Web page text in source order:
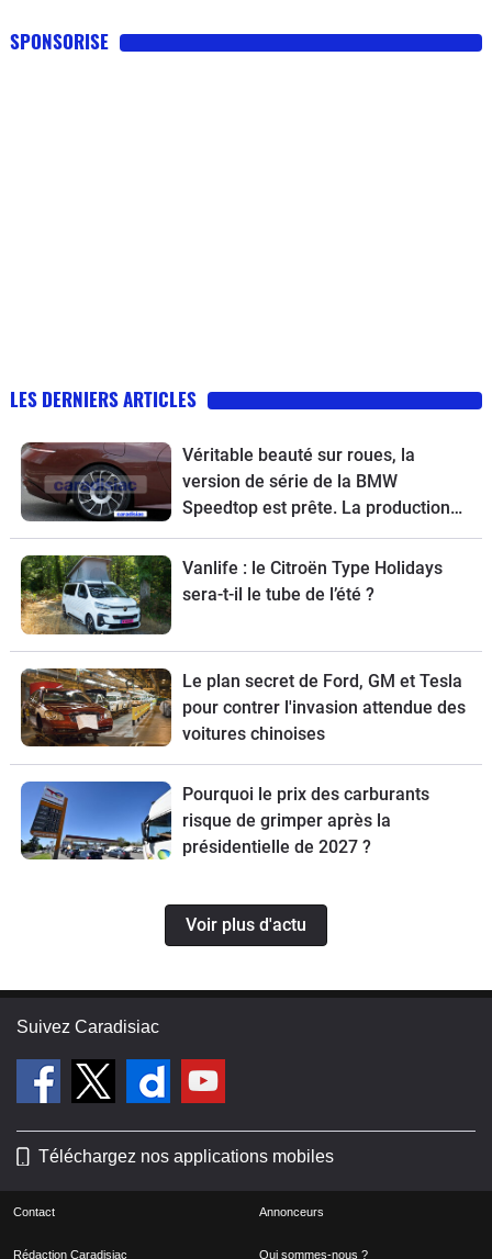
SPONSORISE
LES DERNIERS ARTICLES
Véritable beauté sur roues, la
version de série de la BMW
Speedtop est prête. La production
de ce break de chasse sera limitée à
70 exemplaires.
Vanlife : le Citroën Type Holidays
sera-t-il le tube de l’été ?
Le plan secret de Ford, GM et Tesla
pour contrer l'invasion attendue des
voitures chinoises
Pourquoi le prix des carburants
risque de grimper après la
présidentielle de 2027 ?
Voir plus d'actu
Suivez Caradisiac
Téléchargez nos applications mobiles
Contact Annonceurs
Rédaction Caradisiac Qui sommes-nous ?